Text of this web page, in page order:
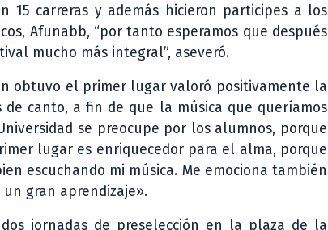
15 carreras y además hicieron participes a los
Afunabb, “por tanto esperamos que después
mucho más integral”, aseveró.
obtuvo el primer lugar valoró positivamente la
canto, a fin de que la música que queríamos
se preocupe por los alumnos, porque
lugar es enriquecedor para el alma, porque
escuchando mi música. Me emociona también
gran aprendizaje».
jornadas de preselección en la plaza de la